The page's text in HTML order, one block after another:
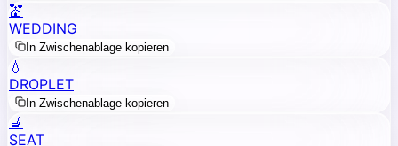
💒
WEDDING
In Zwischenablage kopieren
💧
DROPLET
In Zwischenablage kopieren
💺
SEAT